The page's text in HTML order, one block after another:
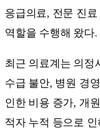
응급의료, 전문 진
역할을 수행해 왔다.
최근 의료계는 의정
수급 불안, 병원 경
인한 비용 증가, 개
적자 누적 등으로